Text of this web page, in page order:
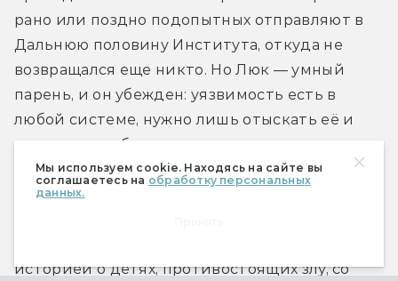
Мы используем cookie. Находясь на сайте вы
соглашаетесь на обработку персональных
данных.
рано или поздно подопытных отправляют в
Дальнюю половину Института, откуда не
возвращался еще никто. Но Люк — умный
парень, и он убежден: уязвимость есть в
любой системе, нужно лишь отыскать её и
попытаться сбежать…
Что нас ждёт:
историей о детях, противостоящих злу, со